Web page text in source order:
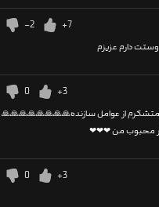
+7
-2
دارم عزیزم
+3
0
از عوامل سازنده🙏🙏🙏🙏🙏🙏🙏🙏
محبوب من ❤❤❤
+3
0